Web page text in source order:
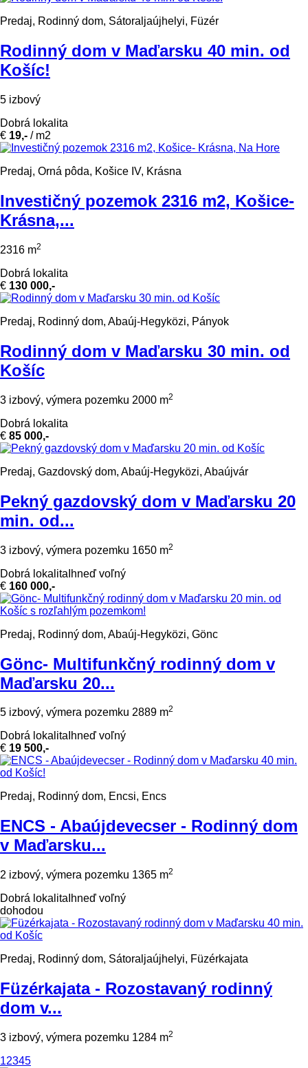
Predaj, Rodinný dom, Sátoraljaújhelyi, Füzér
Rodinný dom v Maďarsku 40 min. od
Košíc!
5 izbový
Dobrá lokalita
€ 19,- / m2
Predaj, Orná pôda, Košice IV, Krásna
Investičný pozemok 2316 m2, Košice-
Krásna,...
2316 m2
Dobrá lokalita
€ 130 000,-
Predaj, Rodinný dom, Abaúj-Hegyközi, Pányok
Rodinný dom v Maďarsku 30 min. od
Košíc
3 izbový, výmera pozemku 2000 m2
Dobrá lokalita
€ 85 000,-
Predaj, Gazdovský dom, Abaúj-Hegyközi, Abaújvár
Pekný gazdovský dom v Maďarsku 20
min. od...
3 izbový, výmera pozemku 1650 m2
Dobrá lokalita Ihneď voľný
€ 160 000,-
Predaj, Rodinný dom, Abaúj-Hegyközi, Gönc
Gönc- Multifunkčný rodinný dom v
Maďarsku 20...
5 izbový, výmera pozemku 2889 m2
Dobrá lokalita Ihneď voľný
€ 19 500,-
Predaj, Rodinný dom, Encsi, Encs
ENCS - Abaújdevecser - Rodinný dom
v Maďarsku...
2 izbový, výmera pozemku 1365 m2
Dobrá lokalita Ihneď voľný
dohodou
Predaj, Rodinný dom, Sátoraljaújhelyi, Füzérkajata
Füzérkajata - Rozostavaný rodinný
dom v...
3 izbový, výmera pozemku 1284 m2
12345